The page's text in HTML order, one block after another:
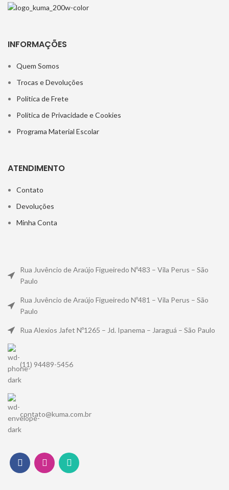
INFORMAÇÕES
Quem Somos
Trocas e Devoluções
Política de Frete
Política de Privacidade e Cookies
Programa Material Escolar
ATENDIMENTO
Contato
Devoluções
Minha Conta
Rua Juvêncio de Araújo Figueiredo Nº483 – Vila Perus – São
Paulo
Rua Juvêncio de Araújo Figueiredo Nº481 – Vila Perus – São
Paulo
Rua Alexios Jafet Nº1265 – Jd. Ipanema – Jaraguá – São Paulo
(11) 94489-5456
contato@kuma.com.br